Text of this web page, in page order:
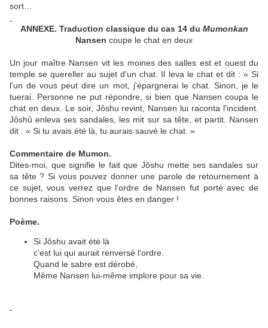
sort…
ANNEXE. Traduction classique du cas 14 du Mumonkan
Nansen coupe le chat en deux
Un jour maître Nansen vit les moines des salles est et ouest du
temple se quereller au sujet d'un chat. Il leva le chat et dit : « Si
l'un de vous peut dire un mot, j'épargnerai le chat. Sinon, je le
tuerai. Personne ne put répondre, si bien que Nansen coupa le
chat en deux. Le soir, Jôshu revint, Nansen lui raconta l'incident.
Jôshû enleva ses sandales, les mit sur sa tête, et partit. Nansen
dit : « Si tu avais été là, tu aurais sauvé le chat. »
Commentaire de Mumon.
Dites-moi, que signifie le fait que Jôshu mette ses sandales sur
sa tête ? Si vous pouvez donner une parole de retournement à
ce sujet, vous verrez que l'ordre de Nansen fut porté avec de
bonnes raisons. Sinon vous êtes en danger !
Poème.
Si Jôshu avait été là
c'est lui qui aurait renversé l'ordre.
Quand le sabre est dérobé,
Même Nansen lui-même implore pour sa vie.